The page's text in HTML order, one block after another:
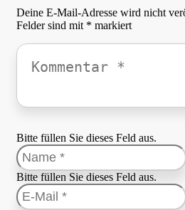
Deine E-Mail-Adresse wird nicht
Felder sind mit * markiert
Bitte füllen Sie dieses Feld aus.
Bitte füllen Sie dieses Feld aus.